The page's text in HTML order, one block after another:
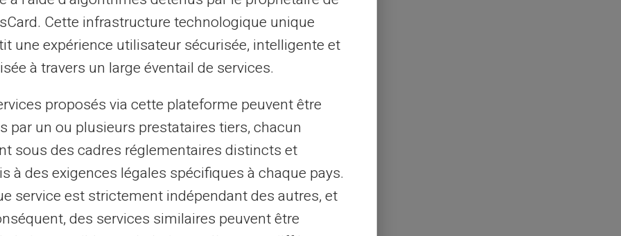
poursuit des études notamment
peuvent continuer à être versées
de justificatifs.
peut permettre de prolonger le
vérification des conditions spécifiques
à la formation.
une activité professionnelle, ses
certain plafond pour que les allocations
Cette infrastructure technologique unique
une expérience utilisateur sécurisée, intelligente et
à travers un large éventail de services.
proposés via cette plateforme peuvent être
par un ou plusieurs prestataires tiers, chacun
sous des cadres réglementaires distincts et
à des exigences légales spécifiques à chaque pays.
service est strictement indépendant des autres, et
des services similaires peuvent être